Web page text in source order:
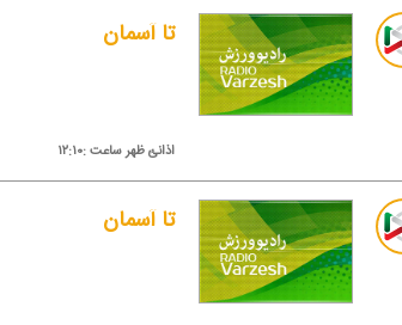
تا آسمان
اذانئ ظهر ساعت :۱۲:۱۰
تا آسمان